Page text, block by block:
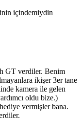
içindemiydin
GT verdiler. Benim
ikişer 3er tane
kamera ile gelen
oldu bize.)
vermişler bana.